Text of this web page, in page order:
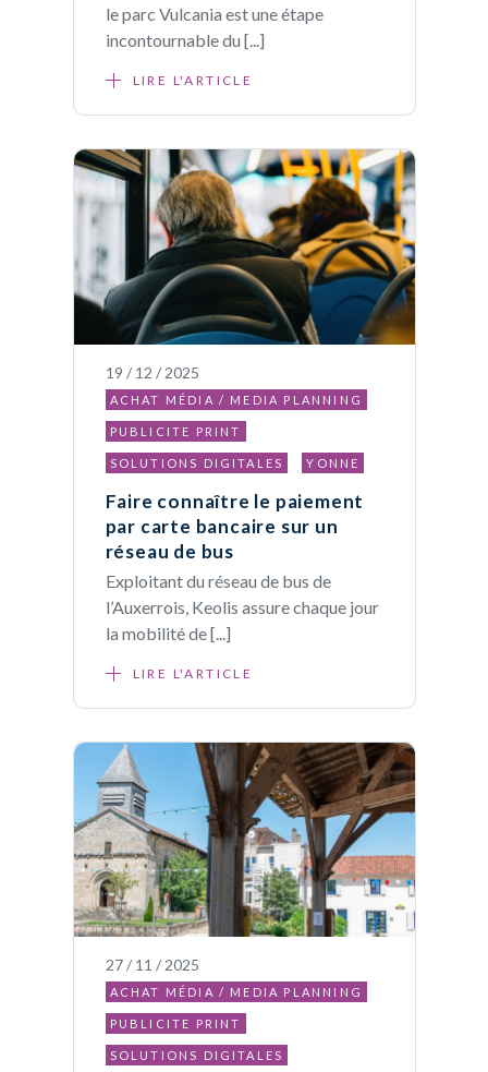
le parc Vulcania est une étape
incontournable du [...]
LIRE L'ARTICLE
19 / 12 / 2025
ACHAT MÉDIA / MEDIA PLANNING
PUBLICITE PRINT
SOLUTIONS DIGITALES YONNE
Faire connaître le paiement
par carte bancaire sur un
réseau de bus
Exploitant du réseau de bus de
l’Auxerrois, Keolis assure chaque jour
la mobilité de [...]
LIRE L'ARTICLE
27 / 11 / 2025
ACHAT MÉDIA / MEDIA PLANNING
PUBLICITE PRINT
SOLUTIONS DIGITALES